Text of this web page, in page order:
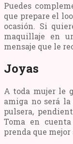
Puedes
que prepare el
ocasión. Si
maquillaje en
mensaje que le
Joyas
A toda mujer le
amiga no será
pulsera,
Toma en
prenda que mejor